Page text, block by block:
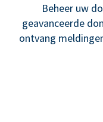
Beheer uw
geavanceerde
ontvang